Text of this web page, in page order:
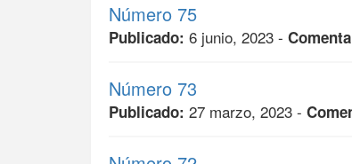
Número 75
Publicado: 6 junio, 2023 -
Número 73
Publicado: 27 marzo, 2023 -